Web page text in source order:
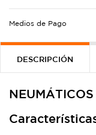
Medios de Pago
DESCRIPCIÓN